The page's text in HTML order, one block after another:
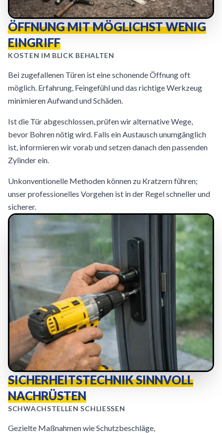
ÖFFNUNG MIT MÖGLICHST WENIG
EINGRIFF
KOSTEN IM BLICK BEHALTEN
Bei zugefallenen Türen ist eine schonende Öffnung oft
möglich. Erfahrung, Feingefühl und das richtige Werkzeug
minimieren Aufwand und Schäden.
Ist die Tür abgeschlossen, prüfen wir alternative Wege,
bevor Bohren nötig wird. Falls ein Austausch unumgänglich
ist, informieren wir vorab und setzen danach den passenden
Zylinder ein.
Unkonventionelle Methoden können zu Kratzern führen;
unser professionelles Vorgehen ist in der Regel schneller und
sicherer.
SICHERHEITSTECHNIK SINNVOLL
NACHRÜSTEN
SCHWACHSTELLEN SCHLIESSEN
Gezielte Maßnahmen wie Schutzbeschläge,